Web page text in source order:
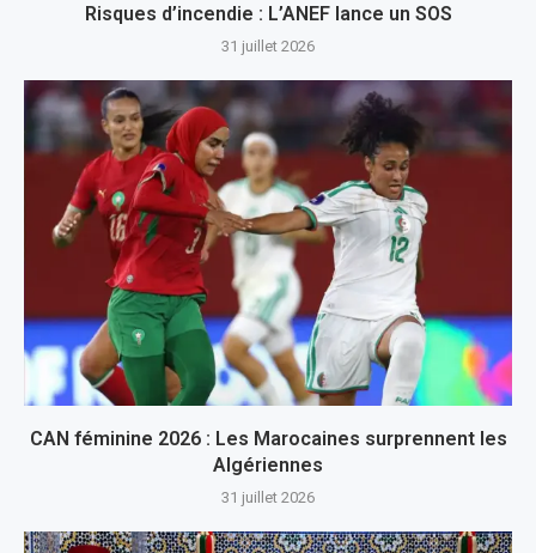
Risques d’incendie : L’ANEF lance un SOS
31 juillet 2026
CAN féminine 2026 : Les Marocaines surprennent les
Algériennes
31 juillet 2026